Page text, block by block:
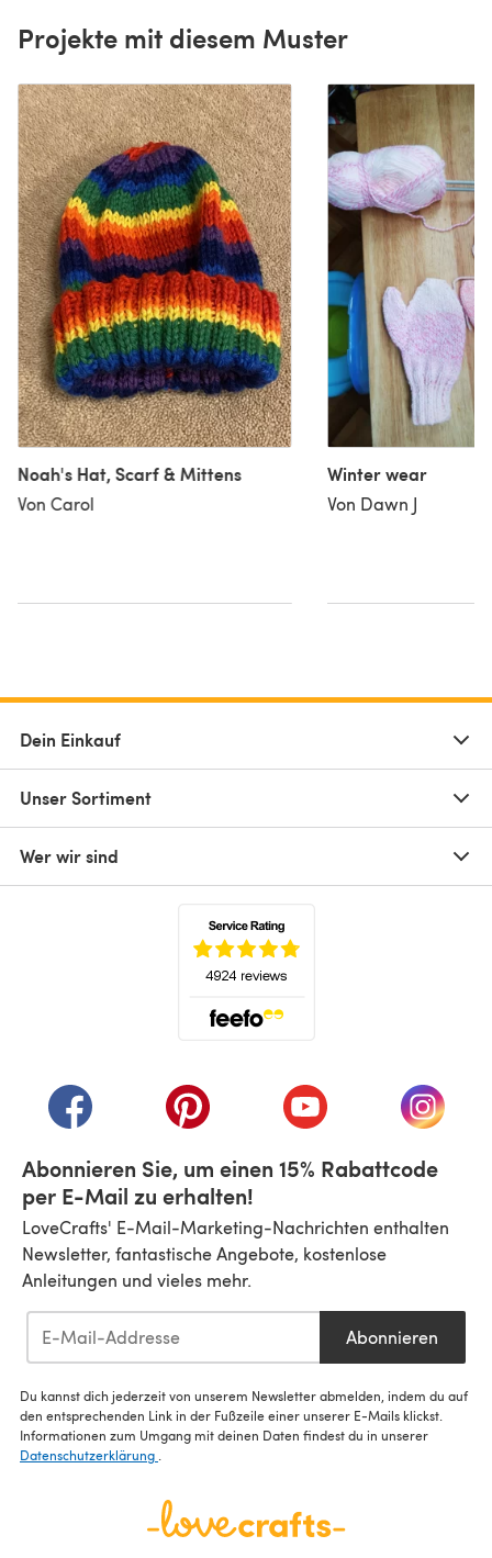
Projekte mit diesem Muster
Noah's Hat, Scarf & Mittens
Von Carol
Winter wear
Von Dawn J
Dein Einkauf
Unser Sortiment
Wer wir sind
(öffnet sich in einem neuen Tab)
(öffnet sich in einem neuen Tab)
(öffnet sich in einem
(öffnet
Abonnieren Sie, um einen 15% Rabattcode
per E-Mail zu erhalten!
LoveCrafts' E-Mail-Marketing-Nachrichten enthalten
Newsletter, fantastische Angebote, kostenlose
Anleitungen und vieles mehr.
Abonnieren
Du kannst dich jederzeit von unserem Newsletter abmelden, indem du auf
den entsprechenden Link in der Fußzeile einer unserer E-Mails klickst.
Informationen zum Umgang mit deinen Daten findest du in unserer
Datenschutzerklärung .